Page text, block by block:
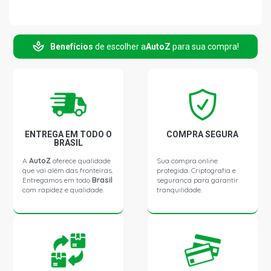
Benefícios de escolher aAutoZ para sua compra!
ENTREGA EM TODO O
BRASIL
AAutoZ oferece qualidade
que vai além das fronteiras.
Entregamos em todoBrasil
com rapidez e qualidade.
COMPRA SEGURA
Sua compra online
protegida. Criptografia e
segurança para garantir
tranquilidade.